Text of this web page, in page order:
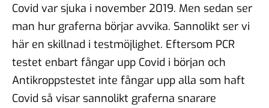
Covid var sjuka i november 2019. Men sedan ser
man hur graferna börjar avvika. Sannolikt ser vi
här en skillnad i testmöjlighet. Eftersom PCR
testet enbart fångar upp Covid i början och
Antikroppstestet inte fångar upp alla som haft
Covid så visar sannolikt graferna snarare